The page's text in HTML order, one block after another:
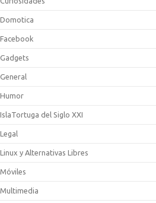
Domotica
Facebook
Gadgets
General
Humor
IslaTortuga del Siglo XXI
Legal
Linux y Alternativas Libres
Móviles
Multimedia